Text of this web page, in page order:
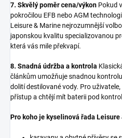
7. Skvělý poměr cena/výkon Pokud
pokročilou EFB nebo AGM
Leisure & Marine nejrozumnější
japonskou kvalitu specializovanou
která vás mile překvapí.
8. Snadná údržba a kontrola
článkům umožňuje snadnou
dolití destilované vody. Pro
přístup a chtějí mít baterii pod
Pro koho je kyselinová řada